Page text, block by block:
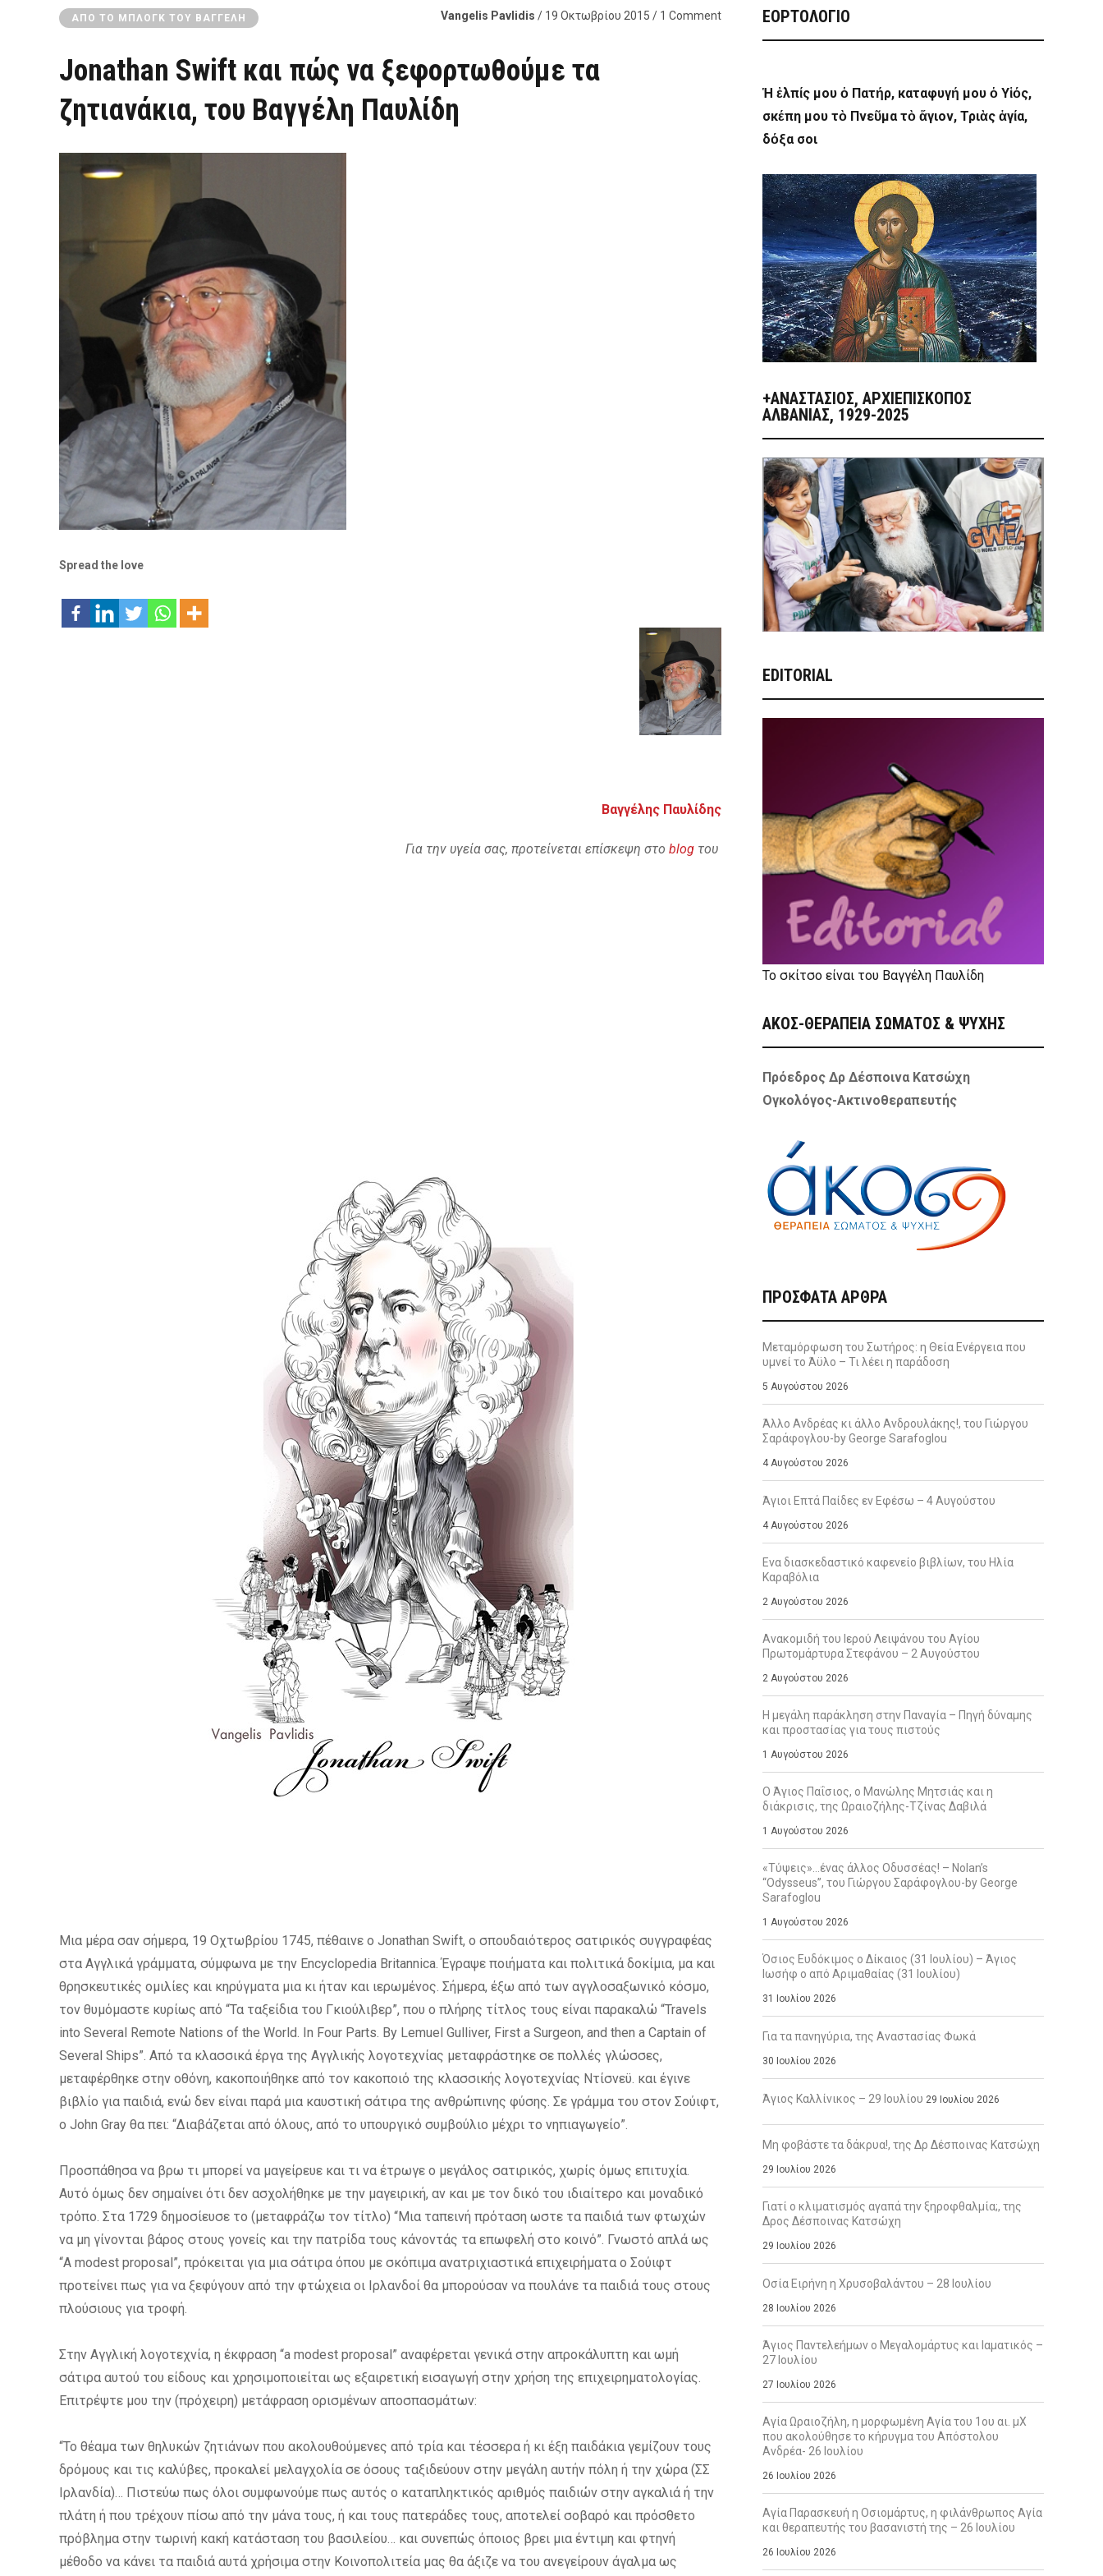
ΑΠΌ ΤΟ ΜΠΛΟΓΚ ΤΟΥ ΒΑΓΓΈΛΗ Vangelis Pavlidis / 19 Οκτωβρίου 2015 / 1 Comment
Jonathan Swift και πώς να ξεφορτωθούμε τα
ζητιανάκια, του Βαγγέλη Παυλίδη
Spread the love
Βαγγέλης Παυλίδης
Για την υγεία σας, προτείνεται επίσκεψη στο blog του
Μια μέρα σαν σήμερα, 19 Οχτωβρίου 1745, πέθαινε ο Jonathan Swift, ο σπουδαιότερος σατιρικός συγγραφέας
στα Αγγλικά γράμματα, σύμφωνα με την Encyclopedia Britannica. Έγραψε ποιήματα και πολιτικά δοκίμια, μα και
θρησκευτικές ομιλίες και κηρύγματα μια κι ήταν και ιερωμένος. Σήμερα, έξω από των αγγλοσαξωνικό κόσμο,
τον θυμόμαστε κυρίως από “Τα ταξείδια του Γκιούλιβερ”, που ο πλήρης τίτλος τους είναι παρακαλώ “Travels
into Several Remote Nations of the World. In Four Parts. By Lemuel Gulliver, First a Surgeon, and then a Captain of
Several Ships”. Από τα κλασσικά έργα της Αγγλικής λογοτεχνίας μεταφράστηκε σε πολλές γλώσσες,
μεταφέρθηκε στην οθόνη, κακοποιήθηκε από τον κακοποιό της κλασσικής λογοτεχνίας Ντίσνεϋ. και έγινε
βιβλίο για παιδιά, ενώ δεν είναι παρά μια καυστική σάτιρα της ανθρώπινης φύσης. Σε γράμμα του στον Σούιφτ,
ο John Gray θα πει: “Διαβάζεται από όλους, από το υπουργικό συμβούλιο μέχρι το νηπιαγωγείο”.
Προσπάθησα να βρω τι μπορεί να μαγείρευε και τι να έτρωγε ο μεγάλος σατιρικός, χωρίς όμως επιτυχία.
Αυτό όμως δεν σημαίνει ότι δεν ασχολήθηκε με την μαγειρική, αν και με τον δικό του ιδιαίτερο και μοναδικό
τρόπο. Στα 1729 δημοσίευσε το (μεταφράζω τον τίτλο) “Μια ταπεινή πρόταση ωστε τα παιδιά των φτωχών
να μη γίνονται βάρος στους γονείς και την πατρίδα τους κάνοντάς τα επωφελή στο κοινό”. Γνωστό απλά ως
“A modest proposal”, πρόκειται για μια σάτιρα όπου με σκόπιμα ανατριχιαστικά επιχειρήματα ο Σούιφτ
προτείνει πως για να ξεφύγουν από την φτώχεια οι Ιρλανδοί θα μπορούσαν να πουλάνε τα παιδιά τους στους
πλούσιους για τροφή.
Στην Αγγλική λογοτεχνία, η έκφραση “a modest proposal” αναφέρεται γενικά στην απροκάλυπτη και ωμή
σάτιρα αυτού του είδους και χρησιμοποιείται ως εξαιρετική εισαγωγή στην χρήση της επιχειρηματολογίας.
Επιτρέψτε μου την (πρόχειρη) μετάφραση ορισμένων αποσπασμάτων:
“Το θέαμα των θηλυκών ζητιάνων που ακολουθούμενες από τρία και τέσσερα ή κι έξη παιδάκια γεμίζουν τους
δρόμους και τις καλύβες, προκαλεί μελαγχολία σε όσους ταξιδεύουν στην μεγάλη αυτήν πόλη ή την χώρα (ΣΣ
Ιρλανδία)… Πιστεύω πως όλοι συμφωνούμε πως αυτός ο καταπληκτικός αριθμός παιδιών στην αγκαλιά ή την
πλάτη ή που τρέχουν πίσω από την μάνα τους, ή και τους πατεράδες τους, αποτελεί σοβαρό και πρόσθετο
πρόβλημα στην τωρινή κακή κατάσταση του βασιλείου… και συνεπώς όποιος βρει μια έντιμη και φτηνή
μέθοδο να κάνει τα παιδιά αυτά χρήσιμα στην Κοινοπολιτεία μας θα άξιζε να του ανεγείρουν άγαλμα ως
ΕΟΡΤΟΛΟΓΙΟ
Ἡ ἐλπίς μου ὁ Πατήρ, καταφυγή μου ὁ Υἱός,
σκέπη μου τὸ Πνεῦμα τὸ ἅγιον, Τριὰς ἁγία,
δόξα σοι
+ΑΝΑΣΤΆΣΙΟΣ, ΑΡΧΙΕΠΊΣΚΟΠΟΣ
ΑΛΒΑΝΊΑΣ, 1929-2025
EDITORIAL
Το σκίτσο είναι του Βαγγέλη Παυλίδη
ΑΚΟΣ-ΘΕΡΑΠΕΙΑ ΣΩΜΑΤΟΣ & ΨΥΧΗΣ
Πρόεδρος Δρ Δέσποινα Κατσώχη
Ογκολόγος-Ακτινοθεραπευτής
ΠΡΌΣΦΑΤΑ ΆΡΘΡΑ
Μεταμόρφωση του Σωτήρος: η Θεία Ενέργεια που
υμνεί το Άϋλο – Τι λέει η παράδοση
5 Αυγούστου 2026
Άλλο Ανδρέας κι άλλο Ανδρουλάκης!, του Γιώργου
Σαράφογλου-by George Sarafoglou
4 Αυγούστου 2026
Άγιοι Επτά Παίδες εν Εφέσω – 4 Αυγούστου
4 Αυγούστου 2026
Ενα διασκεδαστικό καφενείο βιβλίων, του Ηλία
Καραβόλια
2 Αυγούστου 2026
Ανακομιδή του Ιερού Λειψάνου του Αγίου
Πρωτομάρτυρα Στεφάνου – 2 Αυγούστου
2 Αυγούστου 2026
Η μεγάλη παράκληση στην Παναγία – Πηγή δύναμης
και προστασίας για τους πιστούς
1 Αυγούστου 2026
Ο Άγιος Παΐσιος, ο Μανώλης Μητσιάς και η
διάκρισις, της Ωραιοζήλης-Τζίνας Δαβιλά
1 Αυγούστου 2026
«Τύψεις»…ένας άλλος Οδυσσέας! – Nolan’s
“Odysseus”, του Γιώργου Σαράφογλου-by George
Sarafoglou
1 Αυγούστου 2026
Όσιος Ευδόκιμος ο Δίκαιος (31 Ιουλίου) – Άγιος
Ιωσήφ ο από Αριμαθαίας (31 Ιουλίου)
31 Ιουλίου 2026
Για τα πανηγύρια, της Αναστασίας Φωκά
30 Ιουλίου 2026
Άγιος Καλλίνικος – 29 Ιουλίου 29 Ιουλίου 2026
Μη φοβάστε τα δάκρυα!, της Δρ Δέσποινας Κατσώχη
29 Ιουλίου 2026
Γιατί ο κλιματισμός αγαπά την ξηροφθαλμία;, της
Δρος Δέσποινας Κατσώχη
29 Ιουλίου 2026
Οσία Ειρήνη η Χρυσοβαλάντου – 28 Ιουλίου
28 Ιουλίου 2026
Άγιος Παντελεήμων ο Μεγαλομάρτυς και Ιαματικός –
27 Ιουλίου
27 Ιουλίου 2026
Αγία Ωραιοζήλη, η μορφωμένη Αγία του 1ου αι. μΧ
που ακολούθησε το κήρυγμα του Απόστολου
Ανδρέα- 26 Ιουλίου
26 Ιουλίου 2026
Αγία Παρασκευή η Οσιομάρτυς, η φιλάνθρωπος Αγία
και θεραπευτής του βασανιστή της – 26 Ιουλίου
26 Ιουλίου 2026